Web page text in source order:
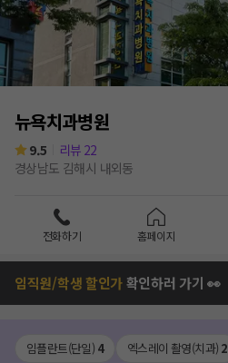
1
뉴욕치과병원
9.5 리뷰 22
경상남도 김해시 내외동
전화하기 홈페이지
임직원/학생 할인가확인하러 가기 👀
임플란트(단일) 4 엑스레이 촬영(치과) 2